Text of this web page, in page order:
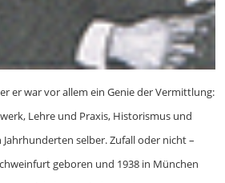
er war vor allem ein Genie der Vermittlung:
Lehre und Praxis, Historismus und
selber. Zufall oder nicht –
geboren und 1938 in München